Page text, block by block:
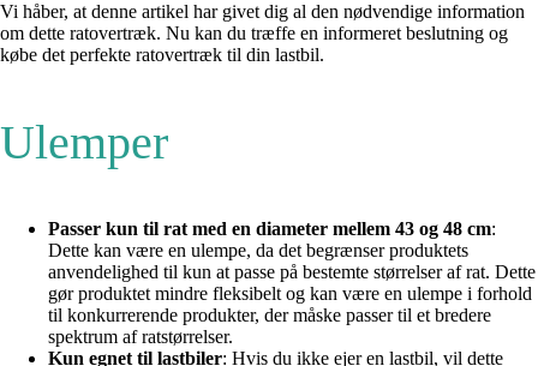
Vi håber, at denne artikel har givet dig al den nødvendige information
om dette ratovertræk. Nu kan du træffe en informeret beslutning og
købe det perfekte ratovertræk til din lastbil.
Ulemper
Passer kun til rat med en diameter mellem 43 og 48 cm:
Dette kan være en ulempe, da det begrænser produktets
anvendelighed til kun at passe på bestemte størrelser af rat. Dette
gør produktet mindre fleksibelt og kan være en ulempe i forhold
til konkurrerende produkter, der måske passer til et bredere
spektrum af ratstørrelser.
Kun egnet til lastbiler: Hvis du ikke ejer en lastbil, vil dette